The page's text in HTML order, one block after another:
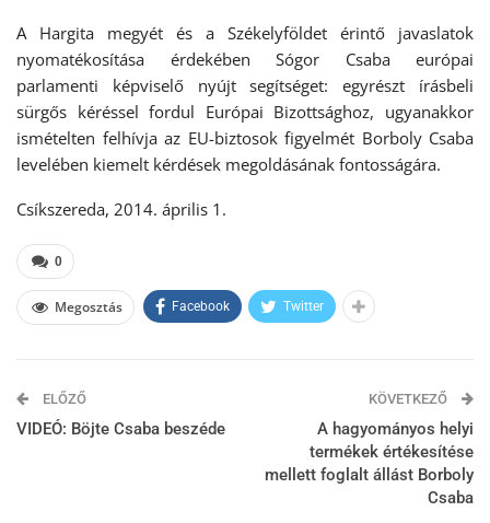
A Hargita megyét és a Székelyföldet érintő javaslatok
nyomatékosítása érdekében Sógor Csaba európai
parlamenti képviselő nyújt segítséget: egyrészt írásbeli
sürgős kéréssel fordul Európai Bizottsághoz, ugyanakkor
ismételten felhívja az EU-biztosok figyelmét Borboly Csaba
levelében kiemelt kérdések megoldásának fontosságára.
Csíkszereda, 2014. április 1.
0
Megosztás Facebook Twitter
ELŐZŐ
VIDEÓ: Böjte Csaba beszéde
KÖVETKEZŐ
A hagyományos helyi
termékek értékesítése
mellett foglalt állást Borboly
Csaba